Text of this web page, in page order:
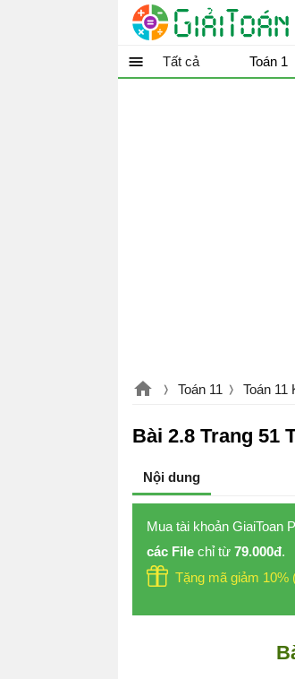
Tất cả Toán 1
Toán 11 Toán 11
Bài 2.8 Trang 51
Nội dung
Mua tài khoản GiaiToan
các File chỉ từ 79.000đ.
Tặng mã giảm 10%